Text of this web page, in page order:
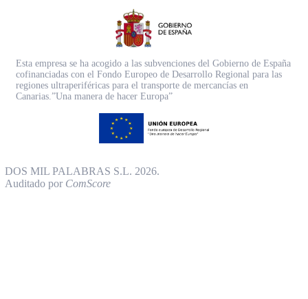
Esta empresa se ha acogido a las subvenciones del Gobierno de España
cofinanciadas con el Fondo Europeo de Desarrollo Regional para las
regiones ultraperiféricas para el transporte de mercancías en
Canarias.”Una manera de hacer Europa”
DOS MIL PALABRAS S.L. 2026.
Auditado por ComScore